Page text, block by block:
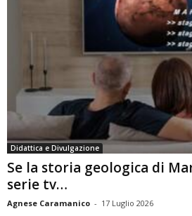
Didattica e Divulgazione
Se la storia geologica di
serie tv…
Agnese Caramanico - 17 Luglio 2026